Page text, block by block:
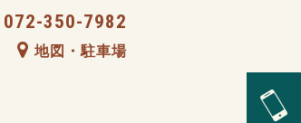
072-350-7982
地図・駐車場